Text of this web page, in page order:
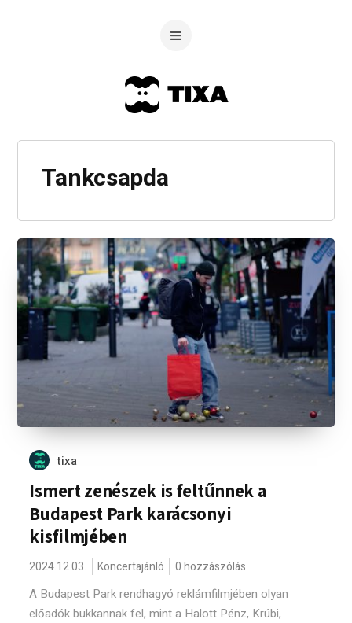
Tankcsapda
tixa
Ismert zenészek is feltűnnek a
Budapest Park karácsonyi
kisfilmjében
2024.12.03. Koncertajánló 0 hozzászólás
A Budapest Park rendhagyó reklámfilmjében olyan
előadók bukkannak fel, mint a Halott Pénz, Krúbi,